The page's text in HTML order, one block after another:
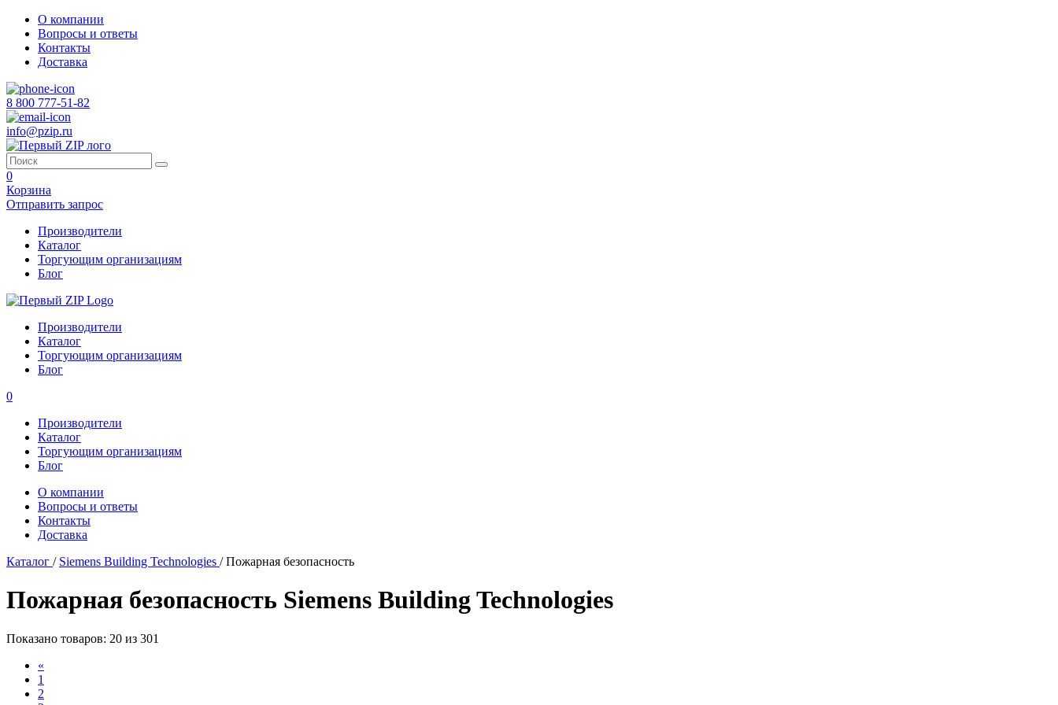
О компании
Вопросы и ответы
Контакты
Доставка
8 800 777-51-82
info@pzip.ru
0
Корзина
Отправить запрос
Производители
Каталог
Торгующим организациям
Блог
Производители
Каталог
Торгующим организациям
Блог
0
Производители
Каталог
Торгующим организациям
Блог
О компании
Вопросы и ответы
Контакты
Доставка
Каталог / Siemens Building Technologies /Пожарная безопасность
Пожарная безопасность Siemens Building Technologies
Показано товаров: 20 из 301
«
1
2